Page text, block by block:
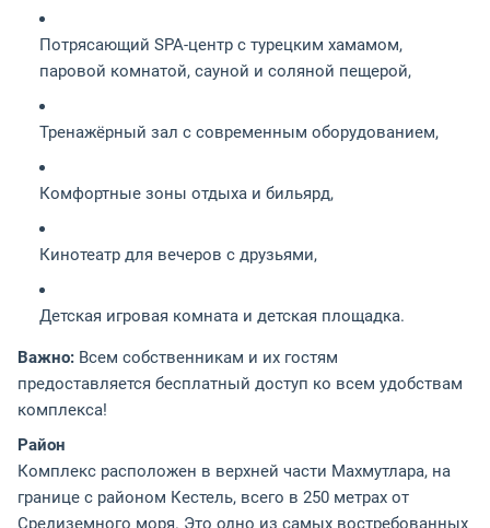
Потрясающий SPA-центр с турецким хамамом,
паровой комнатой, сауной и соляной пещерой,
Тренажёрный зал с современным оборудованием,
Комфортные зоны отдыха и бильярд,
Кинотеатр для вечеров с друзьями,
Детская игровая комната и детская площадка.
Важно: Всем собственникам и их гостям
предоставляется бесплатный доступ ко всем удобствам
комплекса!
Район
Комплекс расположен в верхней части Махмутлара, на
границе с районом Кестель, всего в 250 метрах от
Средиземного моря. Это одно из самых востребованных